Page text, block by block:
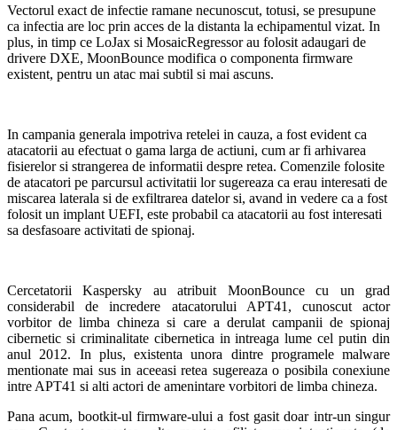
Vectorul exact de infectie ramane necunoscut, totusi, se presupune
ca infectia are loc prin acces de la distanta la echipamentul vizat. In
plus, in timp ce LoJax si MosaicRegressor au folosit adaugari de
drivere DXE, MoonBounce modifica o componenta firmware
existent, pentru un atac mai subtil si mai ascuns.
In campania generala impotriva retelei in cauza, a fost evident ca
atacatorii au efectuat o gama larga de actiuni, cum ar fi arhivarea
fisierelor si strangerea de informatii despre retea. Comenzile folosite
de atacatori pe parcursul activitatii lor sugereaza ca erau interesati de
miscarea laterala si de exfiltrarea datelor si, avand in vedere ca a fost
folosit un implant UEFI, este probabil ca atacatorii au fost interesati
sa desfasoare activitati de spionaj.
Cercetatorii Kaspersky au atribuit MoonBounce cu un grad
considerabil de incredere atacatorului APT41, cunoscut actor
vorbitor de limba chineza si care a derulat campanii de spionaj
cibernetic si criminalitate cibernetica in intreaga lume cel putin din
anul 2012. In plus, existenta unora dintre programele malware
mentionate mai sus in aceeasi retea sugereaza o posibila conexiune
intre APT41 si alti actori de amenintare vorbitori de limba chineza.
Pana acum, bootkit-ul firmware-ului a fost gasit doar intr-un singur